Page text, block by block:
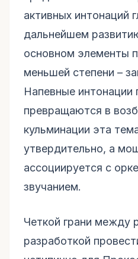
активных интонаций
дальнейшем
основном элементы
меньшей степени –
Напевные интонации
превращаются в
кульминации эта
утвердительно, а
ассоциируется с
звучанием.
Четкой грани между
разработкой